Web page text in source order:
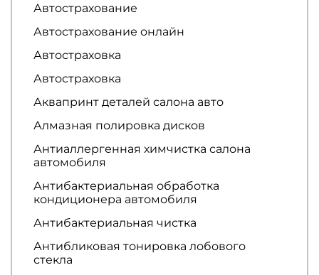
Автострахование
Автострахование онлайн
Автостраховка
Автостраховка
Аквапринт деталей салона авто
Алмазная полировка дисков
Антиаллергенная химчистка салона
автомобиля
Антибактериальная обработка
кондиционера автомобиля
Антибактериальная чистка
Антибликовая тонировка лобового
стекла